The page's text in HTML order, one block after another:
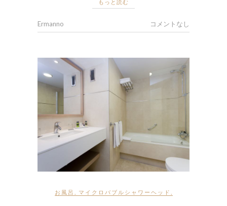
もっと読む
Ermanno コメントなし
お風呂 マイクロバブルシャワーヘッド